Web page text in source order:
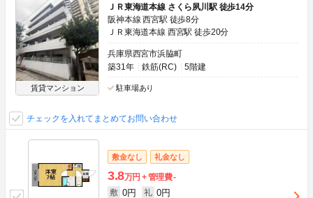
賃貸マンション
ＪＲ東海道本線 さくら夙川駅 徒歩14分
阪神本線 西宮駅 徒歩8分
ＪＲ東海道本線 西宮駅 徒歩20分
兵庫県西宮市浜脇町
築31年
鉄筋(RC) 5階建
駐車場あり
チェックを入れてまとめてお問い合わせ
敷金なし 礼金なし
3.8万円 管理費-
敷 0円 礼 0円